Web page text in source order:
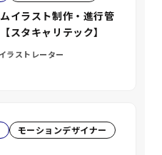
イラスト制作・進行管
スタキャリテック】
イラストレーター
モーションデザイナー